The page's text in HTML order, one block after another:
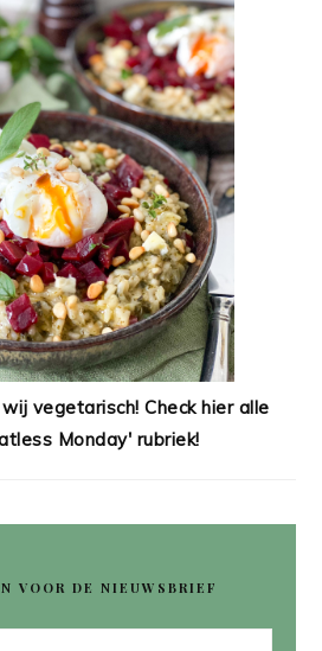
vegetarisch! Check hier alle
Monday' rubriek!
VOOR DE NIEUWSBRIEF